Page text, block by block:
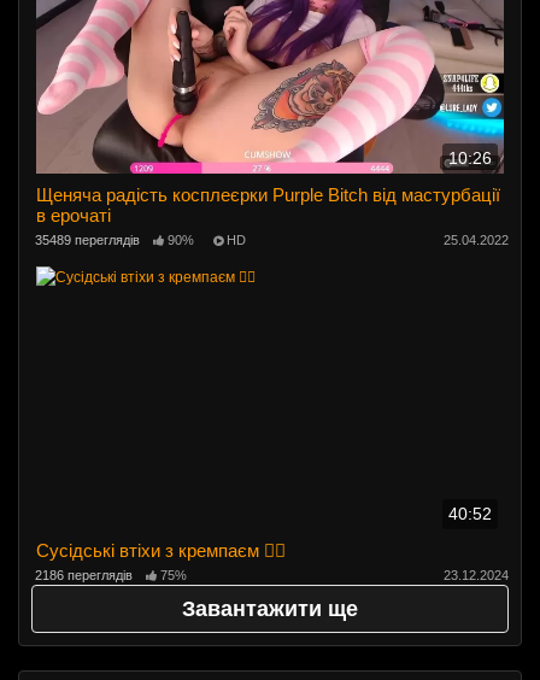
10:26
Щеняча радість косплеєрки Purple Bitch від мастурбації
в ерочаті
35489 переглядів 90% HD 25.04.2022
40:52
Сусідські втіхи з кремпаєм ❤️‍🔥
2186 переглядів 75% 23.12.2024
Завантажити ще